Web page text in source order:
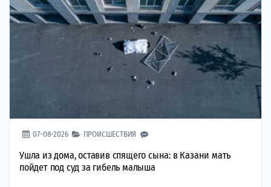
07-08-2026 ПРОИСШЕСТВИЯ
Ушла из дома, оставив спящего сына: в Казани мать
пойдет под суд за гибель малыша